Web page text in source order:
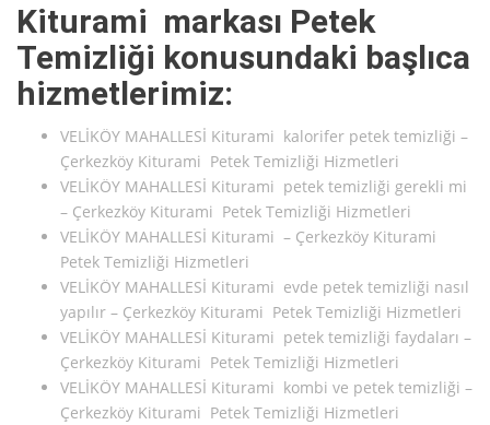
Kiturami markası Petek
Temizliği konusundaki başlıca
hizmetlerimiz:
VELİKÖY MAHALLESİ Kiturami kalorifer petek temizliği –
Çerkezköy Kiturami Petek Temizliği Hizmetleri
VELİKÖY MAHALLESİ Kiturami petek temizliği gerekli mi
– Çerkezköy Kiturami Petek Temizliği Hizmetleri
VELİKÖY MAHALLESİ Kiturami – Çerkezköy Kiturami
Petek Temizliği Hizmetleri
VELİKÖY MAHALLESİ Kiturami evde petek temizliği nasıl
yapılır – Çerkezköy Kiturami Petek Temizliği Hizmetleri
VELİKÖY MAHALLESİ Kiturami petek temizliği faydaları –
Çerkezköy Kiturami Petek Temizliği Hizmetleri
VELİKÖY MAHALLESİ Kiturami kombi ve petek temizliği –
Çerkezköy Kiturami Petek Temizliği Hizmetleri